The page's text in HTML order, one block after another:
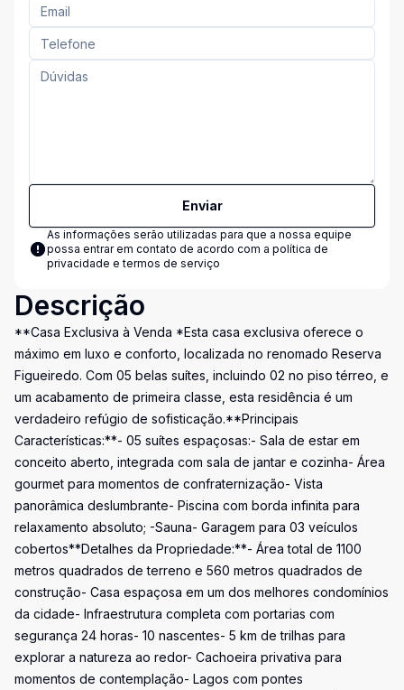
Enviar
As informações serão utilizadas para que a nossa equipe
possa entrar em contato de acordo com a política de
privacidade e termos de serviço
Descrição
**Casa Exclusiva à Venda *Esta casa exclusiva oferece o
máximo em luxo e conforto, localizada no renomado Reserva
Figueiredo. Com 05 belas suítes, incluindo 02 no piso térreo, e
um acabamento de primeira classe, esta residência é um
verdadeiro refúgio de sofisticação.**Principais
Características:**- 05 suítes espaçosas:- Sala de estar em
conceito aberto, integrada com sala de jantar e cozinha- Área
gourmet para momentos de confraternização- Vista
panorâmica deslumbrante- Piscina com borda infinita para
relaxamento absoluto; -Sauna- Garagem para 03 veículos
cobertos**Detalhes da Propriedade:**- Área total de 1100
metros quadrados de terreno e 560 metros quadrados de
construção- Casa espaçosa em um dos melhores condomínios
da cidade- Infraestrutura completa com portarias com
segurança 24 horas- 10 nascentes- 5 km de trilhas para
explorar a natureza ao redor- Cachoeira privativa para
momentos de contemplação- Lagos com pontes